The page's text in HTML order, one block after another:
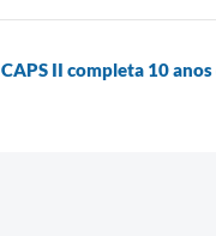
CAPS II completa 10